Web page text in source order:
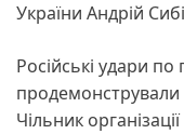
України Андрій
Російські удари по
продемонстрували
Чільник